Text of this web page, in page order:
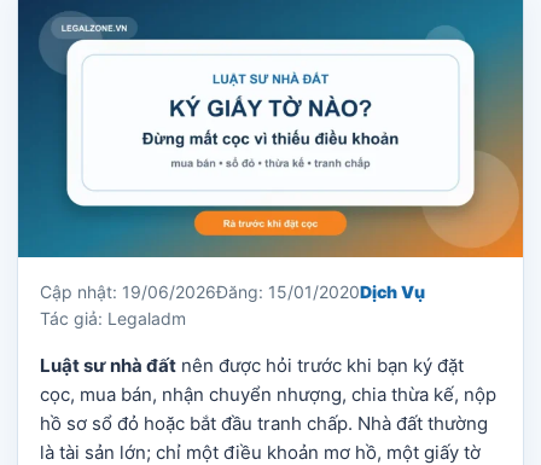
Cập nhật: 19/06/2026Đăng: 15/01/2020Dịch Vụ
Tác giả: Legaladm
Luật sư nhà đất nên được hỏi trước khi bạn ký đặt
cọc, mua bán, nhận chuyển nhượng, chia thừa kế, nộp
hồ sơ sổ đỏ hoặc bắt đầu tranh chấp. Nhà đất thường
là tài sản lớn; chỉ một điều khoản mơ hồ, một giấy tờ